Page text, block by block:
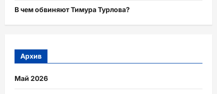
В чем обвиняют Тимура Турлова?
Архив
Май 2026